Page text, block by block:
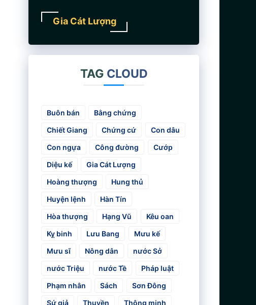
Gia Cát Lượng
TAG CLOUD
Buôn bán
Bằng chứng
Chiết Giang
Chứng cứ
Con dâu
Con ngựa
Công đường
Cướp
Diệu kế
Gia Cát Lượng
Hoàng thượng
Hung thủ
Huyện lệnh
Hàn Tín
Hòa thượng
Hạng Vũ
Kêu oan
Kỵ binh
Lưu Bang
Mưu kế
Mưu sĩ
Nông dân
nước Sở
nước Triệu
nước Tề
Pháp luật
Phạm nhân
Sách
Sơn Đông
Sứ giả
Thuyền
Thông minh